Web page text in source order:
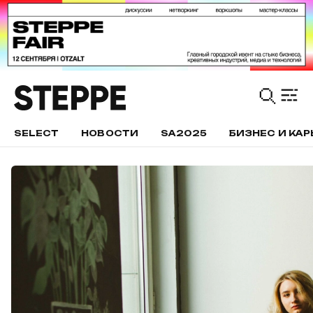
SELECT НОВОСТИ SA2025 БИЗНЕС И